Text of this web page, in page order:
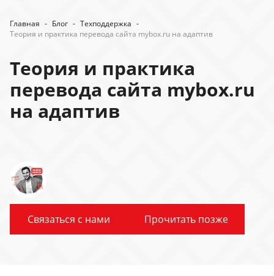
Главная - Блог - Техподдержка -
Теория и практика перевода сайта mybox.ru на адаптив
Теория и практика
перевода сайта mybox.ru
на адаптив
Связаться с нами Прочитать позже